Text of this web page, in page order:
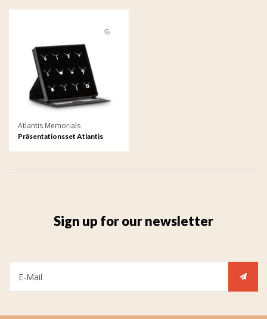
Atlantis Memorials
Präsentationsset Atlantis
Sign up for our newsletter